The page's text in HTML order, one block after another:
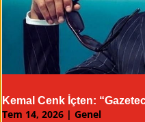
Kemal Cenk İçten:
Tem 14, 2026 | Genel